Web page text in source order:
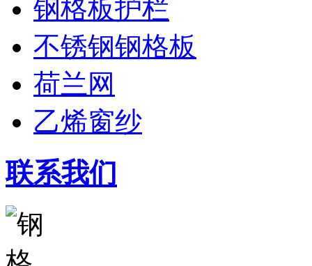
钢格板护栏
不锈钢钢格板
荷兰网
乙烯窗纱
联系我们